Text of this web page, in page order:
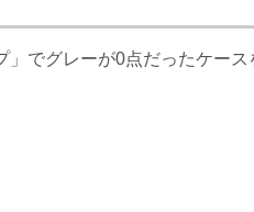
」でグレーが0点だったケース